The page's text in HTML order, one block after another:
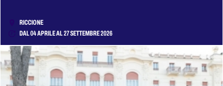
RICCIONE
DAL 04 APRILE AL 27 SETTEMBRE 2026